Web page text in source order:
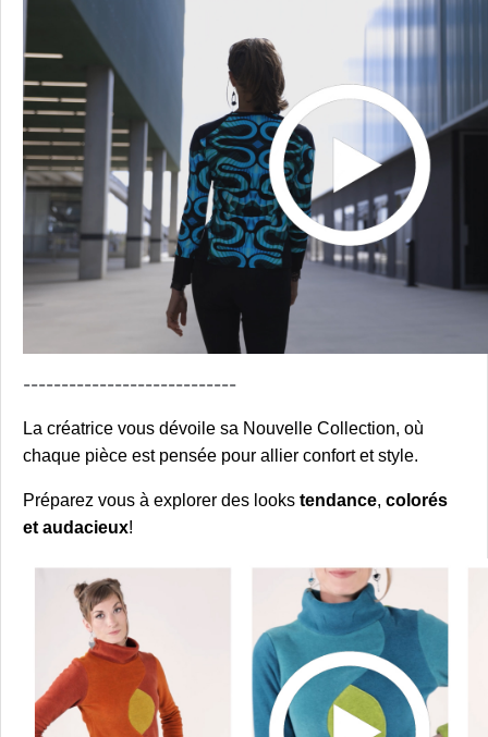
----------------------------
La créatrice vous dévoile sa Nouvelle Collection, où
chaque pièce est pensée pour allier confort et style.
Préparez vous à explorer des looks tendance, colorés
et audacieux!